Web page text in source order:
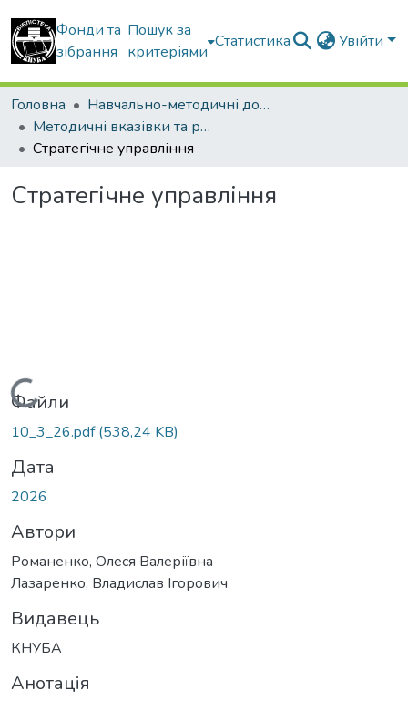
Фонди та
зібрання
Пошук за
критеріями
Статистика Увійти
Головна
Навчально-методичні документи
Методичні вказівки та рекомендації
Стратегічне управління
Стратегічне управління
Вантажиться...
Файли
10_3_26.pdf(538,24 KB)
Дата
2026
Автори
Романенко, Олеся Валеріївна
Лазаренко, Владислав Ігорович
Видавець
КНУБА
Анотація